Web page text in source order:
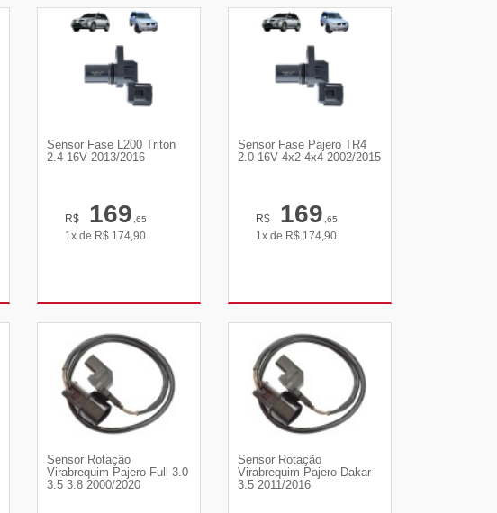
Sensor Fase L200 Triton
2.4 16V 2013/2016
R$ 169,65
1x de R$ 174,90
Sensor Fase Pajero TR4
2.0 16V 4x2 4x4 2002/2015
R$ 169,65
1x de R$ 174,90
Sensor Rotação
Virabrequim Pajero Full 3.0
3.5 3.8 2000/2020
Sensor Rotação
Virabrequim Pajero Dakar
3.5 2011/2016